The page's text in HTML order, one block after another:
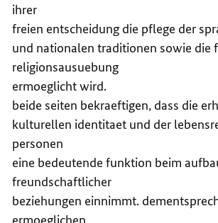
ihrer
freien entscheidung die pflege der
und nationalen traditionen sowie die
religionsausuebung
ermoeglicht wird.
beide seiten bekraeftigen, dass die
kulturellen identitaet und der
personen
eine bedeutende funktion beim
freundschaftlicher
beziehungen einnimmt.
ermoeglichen